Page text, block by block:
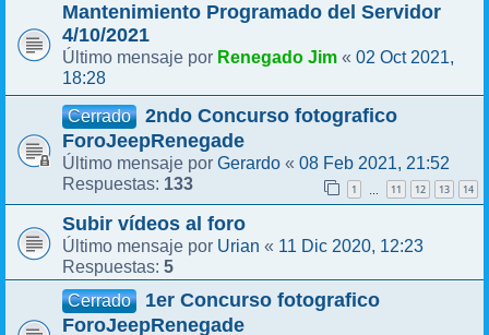
Mantenimiento Programado del Servidor
4/10/2021
Último mensaje por Renegado Jim « 02 Oct 2021,
18:28
Cerrado
2ndo Concurso fotografico
ForoJeepRenegade
Último mensaje por Gerardo « 08 Feb 2021, 21:52
Respuestas: 133 1 … 11 12 13 14
Subir vídeos al foro
Último mensaje por Urian « 11 Dic 2020, 12:23
Respuestas: 5
Cerrado
1er Concurso fotografico
ForoJeepRenegade